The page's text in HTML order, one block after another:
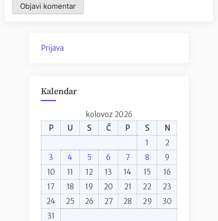
Prijava
Kalendar
kolovoz 2026
P
U S Č P S
N
1
2
3
4 5 6 7 8
9
10
11 12 13 14 15
16
17
18 19 20 21 22
23
24
25 26 27 28 29
30
31